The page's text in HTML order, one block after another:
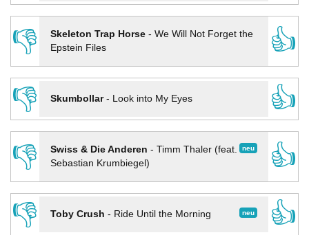
👎
Skeleton Trap Horse- We Will Not Forget the
Epstein Files
👍
👎
Skumbollar- Look into My Eyes
👍
👎
neu
Swiss & Die Anderen - Timm Thaler (feat.
Sebastian Krumbiegel)
👍
👎
neu
Toby Crush - Ride Until the Morning
👍